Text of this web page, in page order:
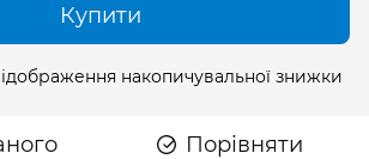
Купити
накопичувальної знижки
Порівняти